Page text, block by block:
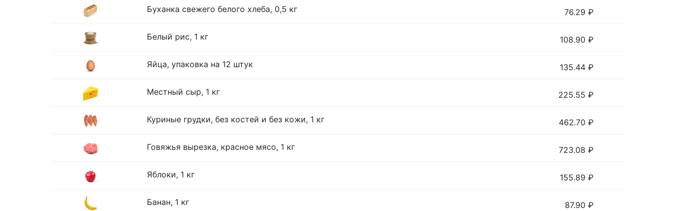
Буханка свежего белого хлеба, 0,5 кг 76.29 ₽
Белый рис, 1 кг 108.90 ₽
Яйца, упаковка на 12 штук 135.44 ₽
Местный сыр, 1 кг 225.55 ₽
Куриные грудки, без костей и без кожи, 1 кг 462.70 ₽
Говяжья вырезка, красное мясо, 1 кг 723.08 ₽
Яблоки, 1 кг 155.89 ₽
Банан, 1 кг 87.90 ₽